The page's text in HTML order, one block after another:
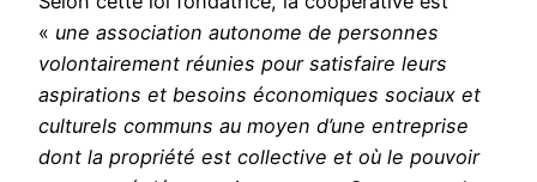
« une association autonome de personnes
volontairement réunies pour satisfaire leurs
aspirations et besoins économiques sociaux et
culturels communs au moyen d’une entreprise
dont la propriété est collective et où le pouvoir